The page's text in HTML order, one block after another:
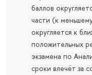
баллов
части (к
округляется к
положительных
экзамена по
сроки влечёт за